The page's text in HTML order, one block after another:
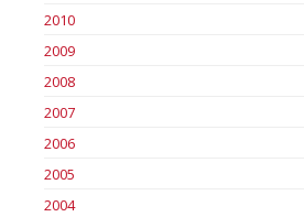
2010
2009
2008
2007
2006
2005
2004